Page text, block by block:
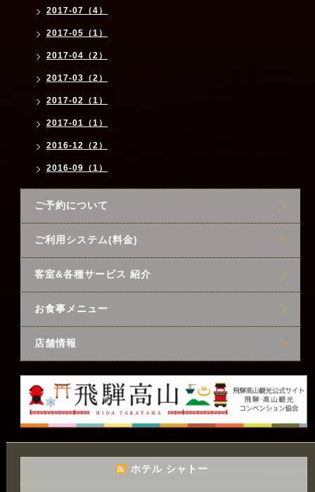
2017-07（4）
2017-05（1）
2017-04（2）
2017-03（2）
2017-02（1）
2017-01（1）
2016-12（2）
2016-09（1）
ご予約について
ご利用システム(料金)
客室&各種サービス 紹介
お食事メニュー
店舗情報
ホテル シャトー